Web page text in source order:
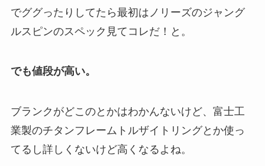
でググったりしてたら最初はノリーズのジャング
ルスピンのスペック見てコレだ！と。
でも値段が高い。
ブランクがどこのとかはわかんないけど、富士工
業製のチタンフレームトルザイトリングとか使っ
てるし詳しくないけど高くなるよね。